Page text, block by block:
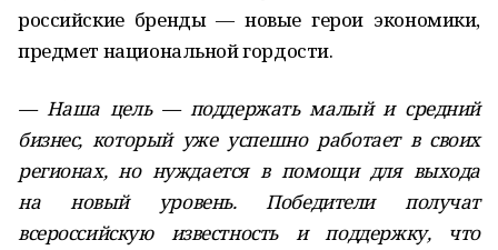
российские бренды — новые герои экономики,
предмет национальной гордости.
— Наша цель — поддержать малый и средний
бизнес, который уже успешно работает в своих
регионах, но нуждается в помощи для выхода
на новый уровень. Победители получат
всероссийскую известность и поддержку, что